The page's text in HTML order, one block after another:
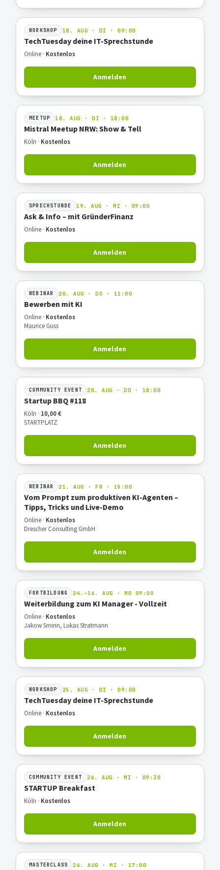
WORKSHOP 18. AUG · DI · 09:00
TechTuesday deine IT-Sprechstunde
Online · Kostenlos
Anmelden
MEETUP 18. AUG · DI · 18:00
Mistral Meetup NRW: Show & Tell
Köln · Kostenlos
Anmelden
SPRECHSTUNDE 19. AUG · MI · 09:00
Ask & Info – mit GründerFinanz
Online · Kostenlos
Anmelden
WEBINAR 20. AUG · DO · 11:00
Bewerben mit KI
Online · Kostenlos
Maurice Guss
Anmelden
COMMUNITY EVENT 20. AUG · DO · 18:00
Startup BBQ #118
Köln · 10,00 €
STARTPLATZ
Anmelden
WEBINAR 21. AUG · FR · 15:00
Vom Prompt zum produktiven KI-Agenten –
Tipps, Tricks und Live-Demo
Online · Kostenlos
Drescher Consulting GmbH
Anmelden
FORTBILDUNG 24.–16. AUG · MO 09:00
Weiterbildung zum KI Manager - Vollzeit
Online · Kostenlos
Jakow Smirin, Lukas Stratmann
Anmelden
WORKSHOP 25. AUG · DI · 09:00
TechTuesday deine IT-Sprechstunde
Online · Kostenlos
Anmelden
COMMUNITY EVENT 26. AUG · MI · 09:30
STARTUP Breakfast
Köln · Kostenlos
Anmelden
MASTERCLASS 26. AUG · MI · 17:00